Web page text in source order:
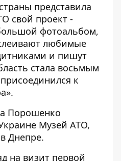
представила
свой проект -
фотоальбом,
любимые
и пишут
стала восьмым
к
Порошенко
Музей АТО,
Днепре.
на визит первой